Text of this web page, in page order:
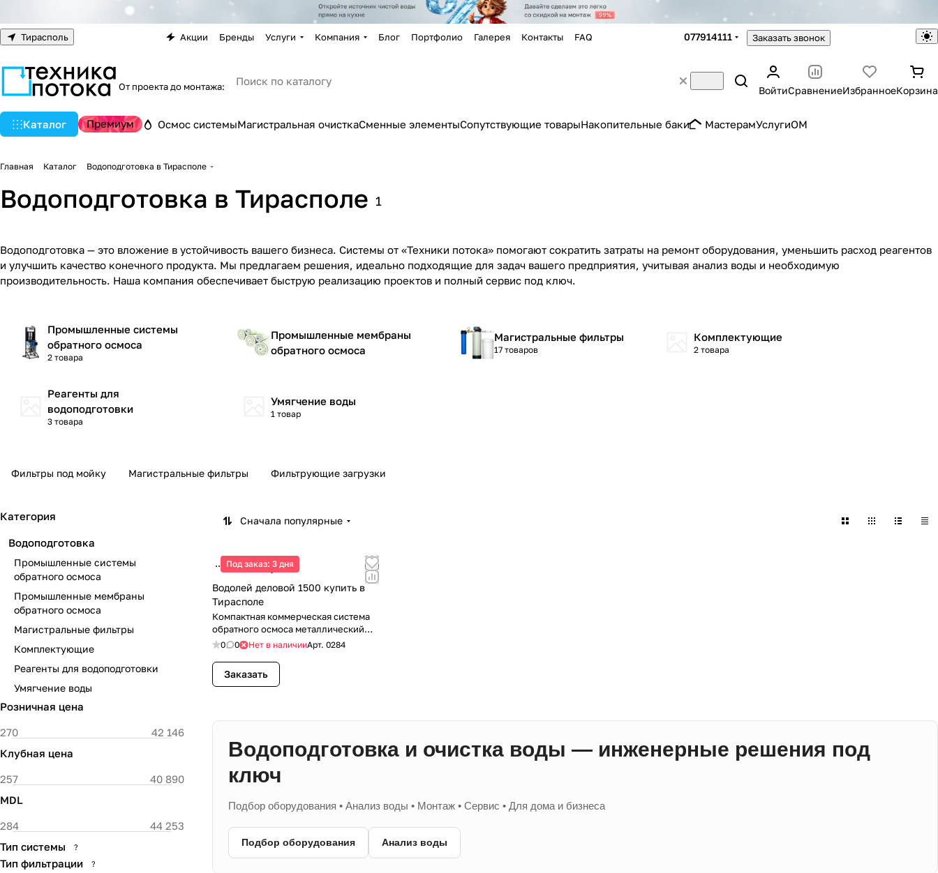
Тирасполь Акции Бренды Услуги Компания Блог Портфолио Галерея Контакты FAQ 077914111 Заказать звонок
От проекта до монтажа: ВойтиСравнениеИзбранноеКорзина
Каталог Премиум Осмос системыМагистральная очисткаСменные элементыСопутствующие товарыНакопительные баки МастерамУслугиOM
Главная Каталог Водоподготовка в Тирасполе
Водоподготовка в Тирасполе 1
Водоподготовка — это вложение в устойчивость вашего бизнеса. Системы от «Техники потока» помогают сократить затраты на ремонт оборудования, уменьшить расход реагентов
и улучшить качество конечного продукта. Мы предлагаем решения, идеально подходящие для задач вашего предприятия, учитывая анализ воды и необходимую
производительность. Наша компания обеспечивает быструю реализацию проектов и полный сервис под ключ.
Промышленные системы
обратного осмоса
2 товара
Промышленные мембраны
обратного осмоса
Магистральные фильтры
17 товаров
Комплектующие
2 товара
Реагенты для
водоподготовки
3 товара
Умягчение воды
1 товар
Фильтры под мойку Магистральные фильтры Фильтрующие загрузки
Сначала популярные
Под заказ: 3 дня
19 200 ₽/шт
Водолей деловой 1500 купить в
Тирасполе
Компактная коммерческая система
обратного осмоса металлический
шкаф с замком
0 0 Нет в наличииАрт. 0284
Заказать
Водоподготовка и очистка воды — инженерные решения под
ключ
Подбор оборудования • Анализ воды • Монтаж • Сервис • Для дома и бизнеса
Подбор оборудования Анализ воды
Категория
Водоподготовка
Промышленные системы
обратного осмоса
Промышленные мембраны
обратного осмоса
Магистральные фильтры
Комплектующие
Реагенты для водоподготовки
Умягчение воды
Розничная цена
Клубная цена
MDL
Тип системы ?
Тип фильтрации ?